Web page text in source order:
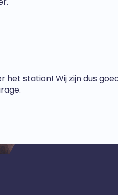
station! Wij zijn dus